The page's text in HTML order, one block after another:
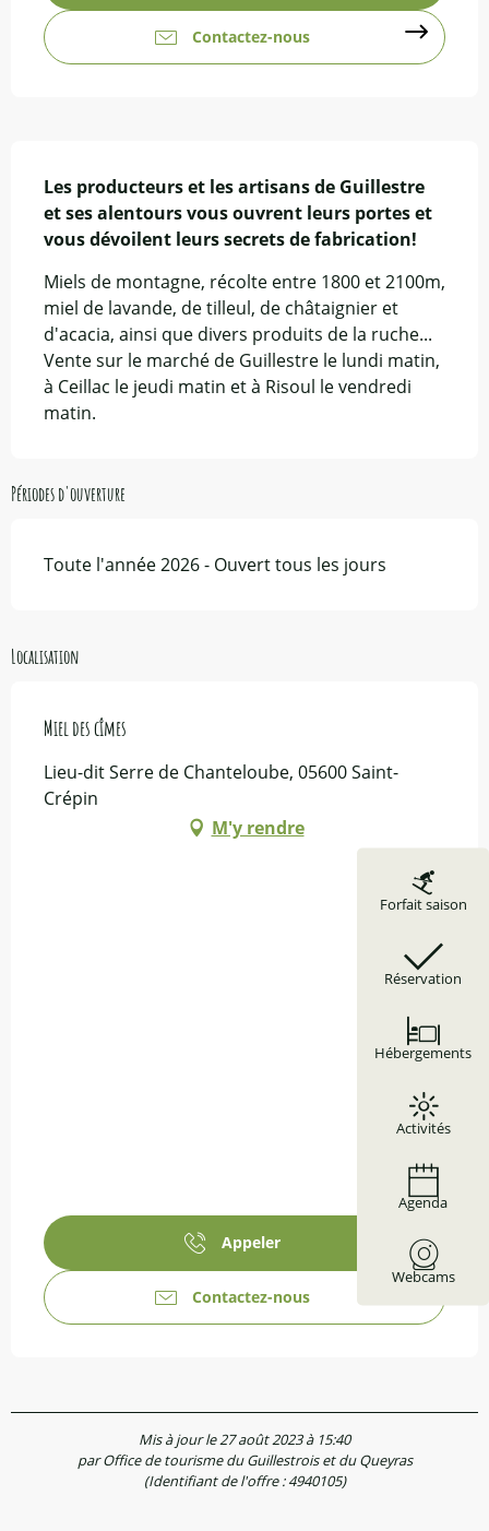
Forfait saison
Réservation
Hébergements
Activités
Agenda
Webcams
Contactez-nous
Les producteurs et les artisans de Guillestre
et ses alentours vous ouvrent leurs portes et
vous dévoilent leurs secrets de fabrication!
Miels de montagne, récolte entre 1800 et 2100m,
miel de lavande, de tilleul, de châtaignier et
d'acacia, ainsi que divers produits de la ruche...
Vente sur le marché de Guillestre le lundi matin,
à Ceillac le jeudi matin et à Risoul le vendredi
matin.
Périodes d'ouverture
Toute l'année 2026 - Ouvert tous les jours
Localisation
Miel des cîmes
Lieu-dit Serre de Chanteloube, 05600 Saint-
Crépin
M'y rendre
Appeler
Contactez-nous
Mis à jour le 27 août 2023 à 15:40
par Office de tourisme du Guillestrois et du Queyras
(Identifiant de l'offre :4940105)